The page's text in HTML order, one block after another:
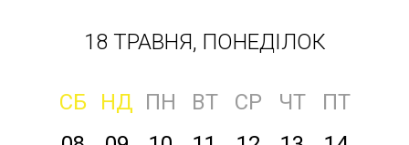
18 ТРАВНЯ, ПОНЕДІЛОК
СБ НД ПН ВТ СР ЧТ
ПТ